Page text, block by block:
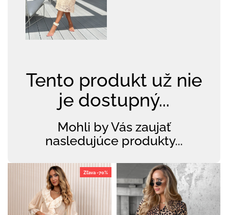
Tento produkt už nie
je dostupný...
Mohli by Vás zaujať
nasledujúce produkty...
Zľava -70%